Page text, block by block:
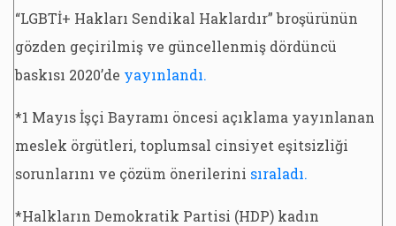
“LGBTİ+ Hakları Sendikal Haklardır” broşürünün
gözden geçirilmiş ve güncellenmiş dördüncü
baskısı 2020’de yayınlandı.
*1 Mayıs İşçi Bayramı öncesi açıklama yayınlanan
meslek örgütleri, toplumsal cinsiyet eşitsizliği
sorunlarını ve çözüm önerilerini sıraladı.
*Halkların Demokratik Partisi (HDP) kadın